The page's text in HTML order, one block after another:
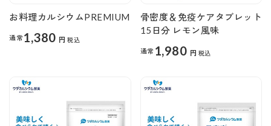
お料理カルシウムPREMIUM
通常 1,380 円 税込
骨密度＆免疫ケアタブレット
15日分 レモン風味
通常 1,980 円 税込